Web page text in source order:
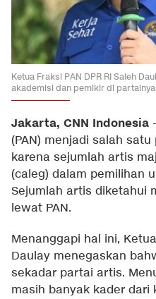
Ketua Fraksi PAN DPR RI Saleh
akademisi dan pemikir di
Jakarta, CNN Indonesia
(PAN) menjadi salah
karena sejumlah artis
(caleg) dalam pemilihan
Sejumlah artis diketahui
lewat PAN.
Menanggapi hal ini,
Daulay menegaskan
sekadar partai artis.
masih banyak kader dari